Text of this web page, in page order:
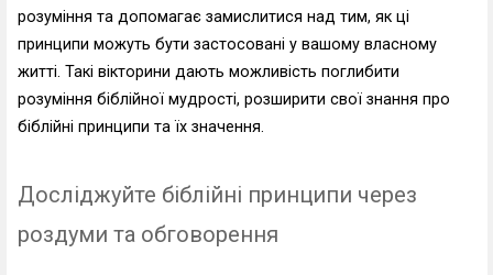
розуміння та допомагає замислитися над тим, як ці
принципи можуть бути застосовані у вашому власному
житті. Такі вікторини дають можливість поглибити
розуміння біблійної мудрості, розширити свої знання про
біблійні принципи та їх значення.
Досліджуйте біблійні принципи через
роздуми та обговорення